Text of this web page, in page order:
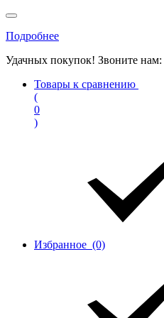
Подробнее
Удачных покупок! Звоните нам:
Товары к сравнению
(
0
)
Избранное (0)